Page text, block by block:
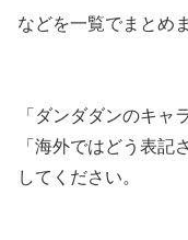
などを一覧でまとめ
「ダンダダンのキャ
「海外ではどう表記
してください。